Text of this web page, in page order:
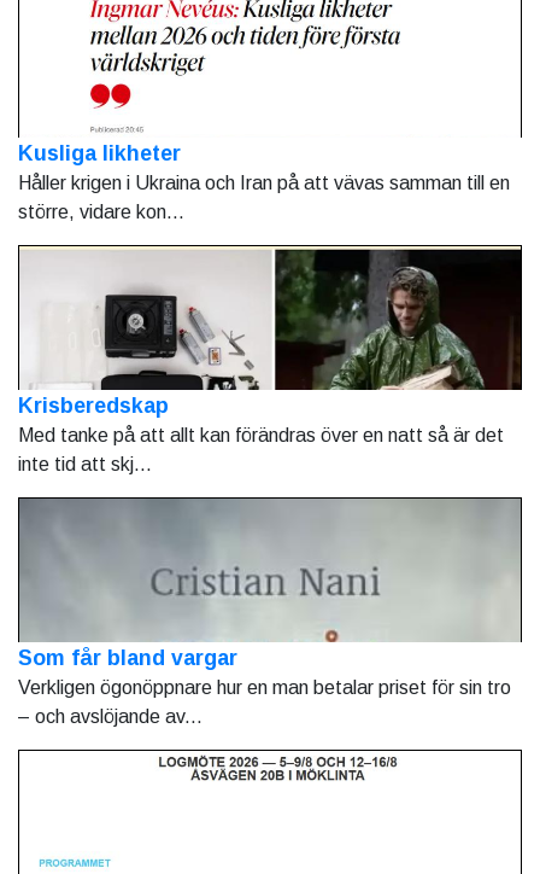
Kusliga likheter
Håller krigen i Ukraina och Iran på att vävas samman till en
större, vidare kon...
Krisberedskap
Med tanke på att allt kan förändras över en natt så är det
inte tid att skj...
Som får bland vargar
Verkligen ögonöppnare hur en man betalar priset för sin tro
– och avslöjande av...